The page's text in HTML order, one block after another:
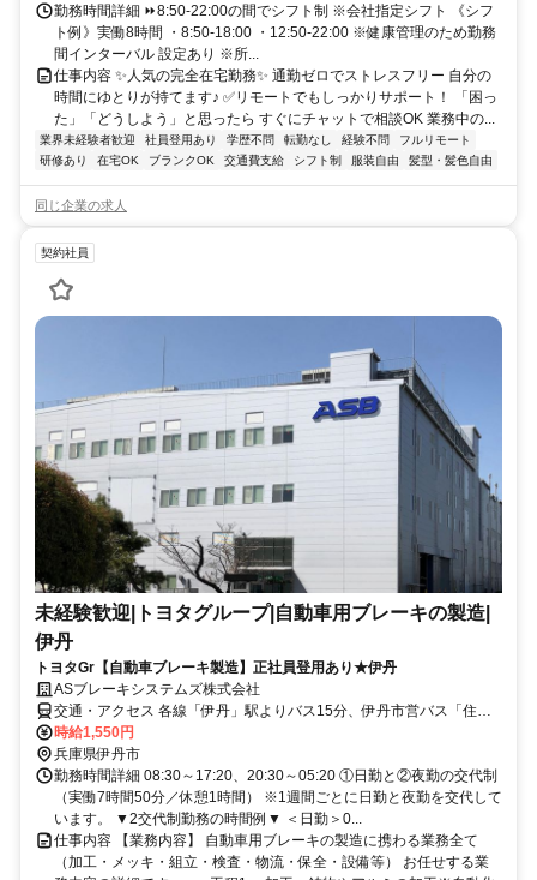
勤務時間詳細 ⏩8:50-22:00の間でシフト制 ※会社指定シフト 《シフ
ト例》実働8時間 ・8:50-18:00 ・12:50-22:00 ※健康管理のため勤務
間インターバル 設定あり ※所...
仕事内容 ✨人気の完全在宅勤務✨ 通勤ゼロでストレスフリー 自分の
時間にゆとりが持てます♪ ✅リモートでもしっかりサポート！ 「困っ
た」「どうしよう」と思ったら すぐにチャットで相談OK 業務中の...
業界未経験者歓迎 社員登用あり 学歴不問 転勤なし 経験不問
フルリモート
研修あり
在宅OK ブランクOK 交通費支給 シフト制 服装自由 髪型・髪色自由
同じ企業の求人
契約社員
未経験歓迎|トヨタグループ|自動車用ブレーキの製造|
伊丹
トヨタGr【自動車ブレーキ製造】正社員登用あり★伊丹
ASブレーキシステムズ株式会社
交通・アクセス 各線「伊丹」駅よりバス15分、伊丹市営バス「住友
北」下車すぐ
時給1,550円
兵庫県伊丹市
勤務時間詳細 08:30～17:20、20:30～05:20 ①日勤と②夜勤の交代制
（実働7時間50分／休憩1時間） ※1週間ごとに日勤と夜勤を交代して
います。 ▼2交代制勤務の時間例▼ ＜日勤＞0...
仕事内容 【業務内容】 自動車用ブレーキの製造に携わる業務全て
（加工・メッキ・組立・検査・物流・保全・設備等） お任せする業